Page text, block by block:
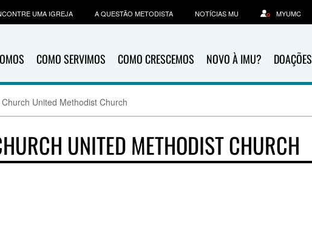
COMO SERVIMOS COMO CRESCEMOS NOVO À IMU? DOAÇÕES
UMA IGREJA A QUESTÃO METODISTA NOTÍCIAS MU MYUMC
United Methodist Church
UNITED METHODIST CHURCH